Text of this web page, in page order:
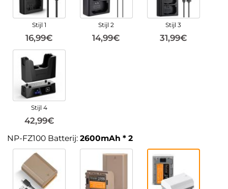
Stijl 1
16,99€
Stijl 2
14,99€
Stijl 3
31,99€
Stijl 4
42,99€
NP-FZ100 Batterij:2600mAh * 2